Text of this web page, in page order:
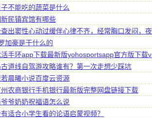
不能吃的蔬菜是什么
民镇宾馆有哪些
出窦性心动过缓伴心律不齐，经常胸口发闷，
加豪是干什么的
活手环app下载最新版yohosportsapp官方版下载
道线自驾游攻略谁有？第一次走想少踩坑
晨曦小说百度云资源
州农商银行手机银行最新版完整网盘链接下载
爷奶奶祝福语怎么说
适合小学生看的论语启蒙视频？